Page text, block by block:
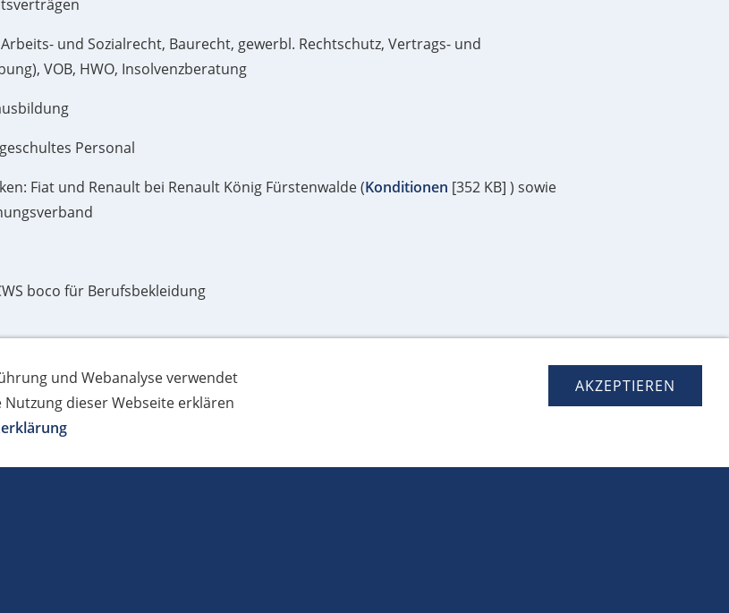
und Sozialrecht, Baurecht, gewerbl. Rechtschutz, Vertrags- und
VOB, HWO, Insolvenzberatung
Personal
Fiat und Renault bei Renault König Fürstenwalde (Konditionen [352 KB] ) sowie
boco für Berufsbekleidung
über die Partner unseres Versorgungswerks (z. B. Kfz-Versicherung,
und Webanalyse verwendet
dieser Webseite erklären
AKZEPTIEREN